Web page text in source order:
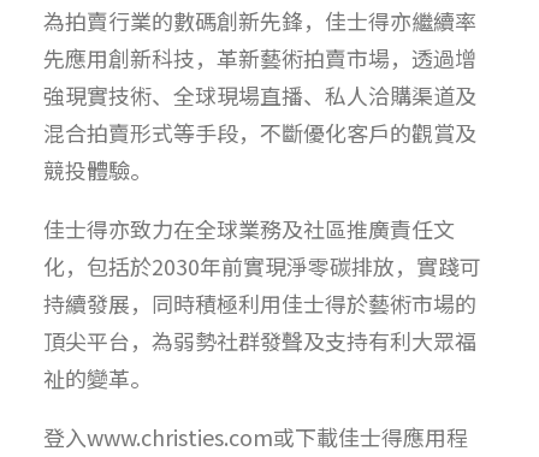
為拍賣行業的數碼創新先鋒，佳士得亦繼續率
先應用創新科技，革新藝術拍賣市場，透過增
強現實技術、全球現場直播、私人洽購渠道及
混合拍賣形式等手段，不斷優化客戶的觀賞及
競投體驗。
佳士得亦致力在全球業務及社區推廣責任文
化，包括於2030年前實現淨零碳排放，實踐可
持續發展，同時積極利用佳士得於藝術市場的
頂尖平台，為弱勢社群發聲及支持有利大眾福
祉的變革。
登入www.christies.com或下載佳士得應用程